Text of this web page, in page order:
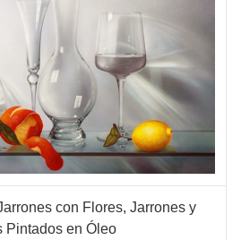
con Flores, Jarrones y
Pintados en Óleo